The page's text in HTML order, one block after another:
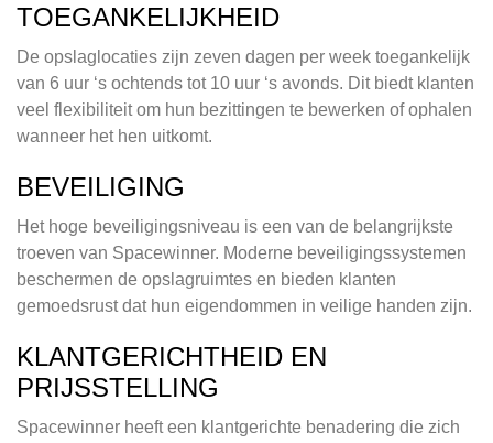
TOEGANKELIJKHEID
De opslaglocaties zijn zeven dagen per week toegankelijk
van 6 uur ‘s ochtends tot 10 uur ‘s avonds. Dit biedt klanten
veel flexibiliteit om hun bezittingen te bewerken of ophalen
wanneer het hen uitkomt.
BEVEILIGING
Het hoge beveiligingsniveau is een van de belangrijkste
troeven van Spacewinner. Moderne beveiligingssystemen
beschermen de opslagruimtes en bieden klanten
gemoedsrust dat hun eigendommen in veilige handen zijn.
KLANTGERICHTHEID EN
PRIJSSTELLING
Spacewinner heeft een klantgerichte benadering die zich